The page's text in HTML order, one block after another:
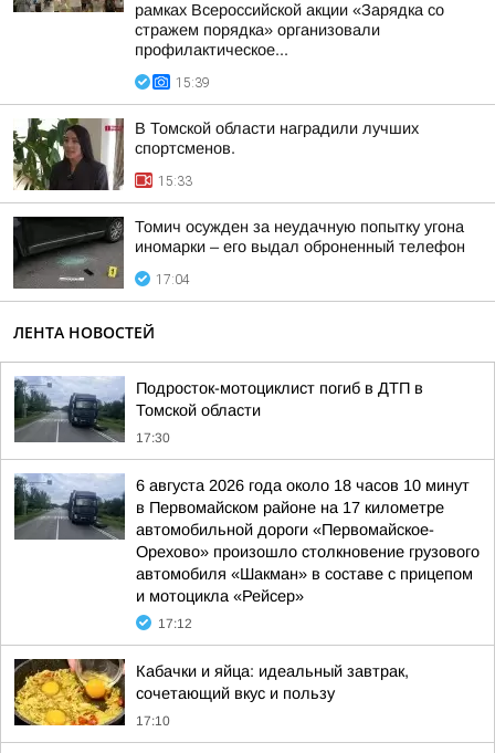
рамках Всероссийской акции «Зарядка со
стражем порядка» организовали
профилактическое...
15:39
В Томской области наградили лучших
спортсменов.
15:33
Томич осужден за неудачную попытку угона
иномарки – его выдал оброненный телефон
17:04
ЛЕНТА НОВОСТЕЙ
Подросток-мотоциклист погиб в ДТП в
Томской области
17:30
6 августа 2026 года около 18 часов 10 минут
в Первомайском районе на 17 километре
автомобильной дороги «Первомайское-
Орехово» произошло столкновение грузового
автомобиля «Шакман» в составе с прицепом
и мотоцикла «Рейсер»
17:12
Кабачки и яйца: идеальный завтрак,
сочетающий вкус и пользу
17:10